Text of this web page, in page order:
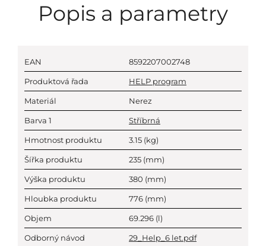
Popis a parametry
EAN 8592207002748
Produktová řada HELP program
Materiál Nerez
Barva 1 Stříbrná
Hmotnost produktu 3.15 (kg)
Šířka produktu 235 (mm)
Výška produktu 380 (mm)
Hloubka produktu 776 (mm)
Objem 69.296 (l)
Odborný návod 29_Help_6 let.pdf